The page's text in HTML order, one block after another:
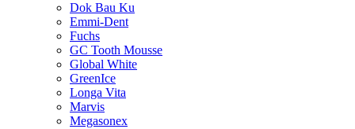
Dok Bau Ku
Emmi-Dent
Fuchs
GC Tooth Mousse
Global White
GreenIce
Longa Vita
Marvis
Megasonex